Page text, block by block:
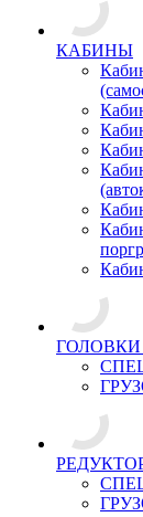
КАБИНЫ